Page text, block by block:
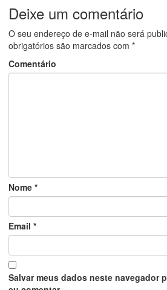
Deixe um comentário
O seu endereço de e-mail não será
obrigatórios são marcados com *
Comentário
Nome *
Email *
Salvar meus dados neste navegador